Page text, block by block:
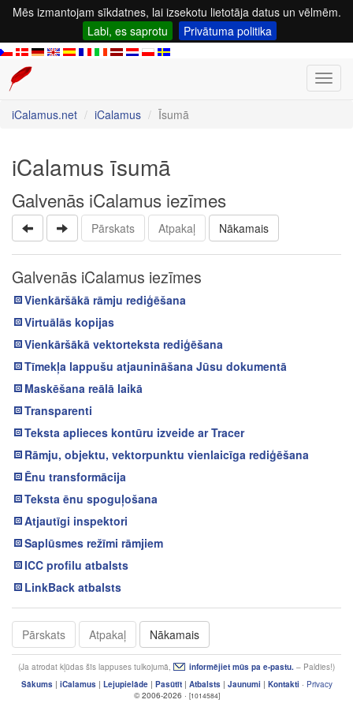
Mēs izmantojam sīkdatnes, lai izsekotu lietotāja datus un vēlmēm.
Labi, es saprotu
Privātuma politika
iCalamus.net
iCalamus Īsumā
iCalamus īsumā
Galvenās iCalamus iezīmes
Pārskats Atpakaļ Nākamais
Galvenās iCalamus iezīmes
Vienkāršākā rāmju rediģēšana
Virtuālās kopijas
Vienkāršākā vektorteksta rediģēšana
Tīmekļa lappušu atjaunināšana Jūsu dokumentā
Maskēšana reālā laikā
Transparenti
Teksta aplieces kontūru izveide ar Tracer
Rāmju, objektu, vektorpunktu vienlaicīga rediģēšana
Ēnu transformācija
Teksta ēnu spoguļošana
Atjautīgi inspektori
Saplūsmes režīmi rāmjiem
ICC profilu atbalsts
LinkBack atbalsts
Pārskats Atpakaļ Nākamais
(Ja atrodat kļūdas šīs lappuses tulkojumā, informējiet mūs pa e-pastu. – Paldies!)
Sākums| iCalamus| Lejupielāde| Pasūtīt| Atbalsts| Jaunumi | Kontakti · Privacy
© 2006-2026 · [1014584]